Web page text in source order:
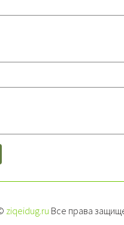
ziqeidug.ru Все права